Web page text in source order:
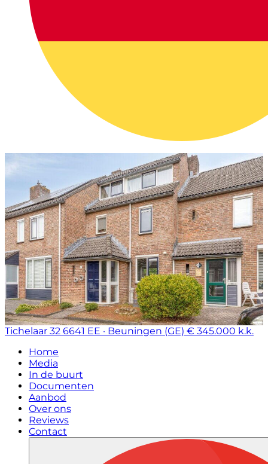
Tichelaar 32 6641 EE · Beuningen (GE) € 345.000 k.k.
Home
Media
In de buurt
Documenten
Aanbod
Over ons
Reviews
Contact